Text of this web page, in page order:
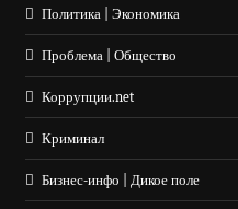
Политика | Экономика
Проблема | Общество
Коррупции.net
Криминал
Бизнес-инфо | Дикое поле